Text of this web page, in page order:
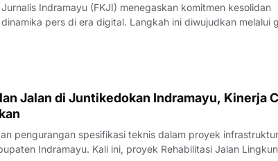
Indramayu (FKJI) menegaskan komitmen kesolidan
pers di era digital. Langkah ini diwujudkan melalui
di Rumah Makan Payoe, Jalan Olahraga,
Jalan di Juntikedokan Indramayu, Kinerja
pengurangan spesifikasi teknis dalam proyek
Indramayu. Kali ini, proyek Rehabilitasi Jalan